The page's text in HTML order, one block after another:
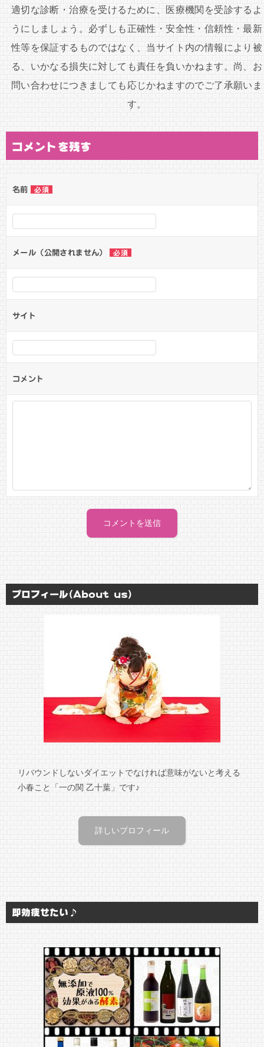
ン
適切な診断・治療を受けるために、医療機関を受診するよ
うにしましょう。必ずしも正確性・安全性・信頼性・最新
性等を保証するものではなく、当サイト内の情報により被
る、いかなる損失に対しても責任を負いかねます。尚、お
問い合わせにつきましても応じかねますのでご了承願いま
す。
コメントを残す
名前 必須
メール（公開されません） 必須
サイト
コメント
プロフィール(About us)
リバウンドしないダイエットでなければ意味がないと考える
小春こと「一の関 乙十葉」です♪
詳しいプロフィール
即効痩せたい♪